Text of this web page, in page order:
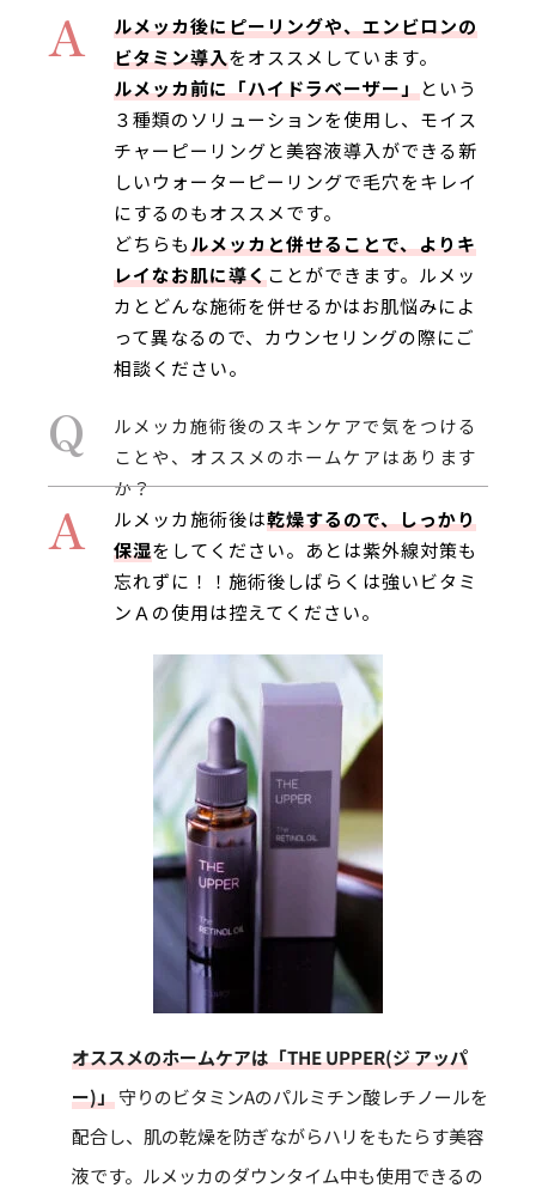
A
ルメッカ後にピーリングや、エンビロンの
ビタミン導入をオススメしています。
ルメッカ前に「ハイドラベーザー」という
３種類のソリューションを使用し、モイス
チャーピーリングと美容液導入ができる新
しいウォーターピーリングで毛穴をキレイ
にするのもオススメです。
どちらもルメッカと併せることで、よりキ
レイなお肌に導くことができます。ルメッ
カとどんな施術を併せるかはお肌悩みによ
って異なるので、カウンセリングの際にご
相談ください。
Q
ルメッカ施術後のスキンケアで気をつける
ことや、オススメのホームケアはあります
か？
A ルメッカ施術後は乾燥するので、しっかり
保湿をしてください。あとは紫外線対策も
忘れずに！！施術後しばらくは強いビタミ
ンＡの使用は控えてください。
オススメのホームケアは「THE UPPER(ジ アッパ
ー)」守りのビタミンAのパルミチン酸レチノールを
配合し、肌の乾燥を防ぎながらハリをもたらす美容
液です。ルメッカのダウンタイム中も使用できるの